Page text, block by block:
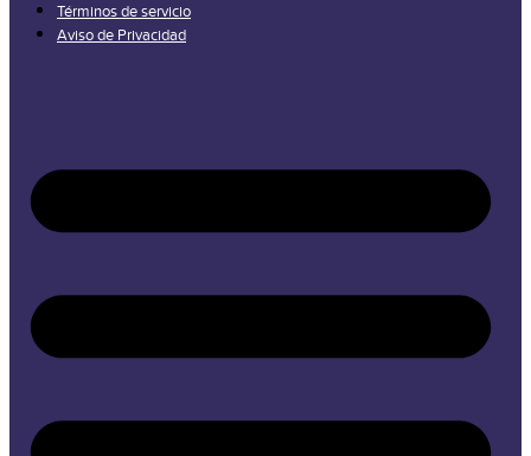
Términos de servicio
Aviso de Privacidad